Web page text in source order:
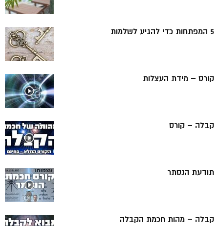
5 המפתחות כדי להגיע לשלמות
קורס – מידת העצלות
קבלה – קורס
תודעת הנסתר
קבלה – מהות חכמת הקבלה